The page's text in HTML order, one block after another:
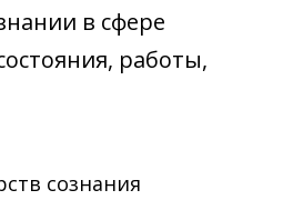
в сфере
работы,